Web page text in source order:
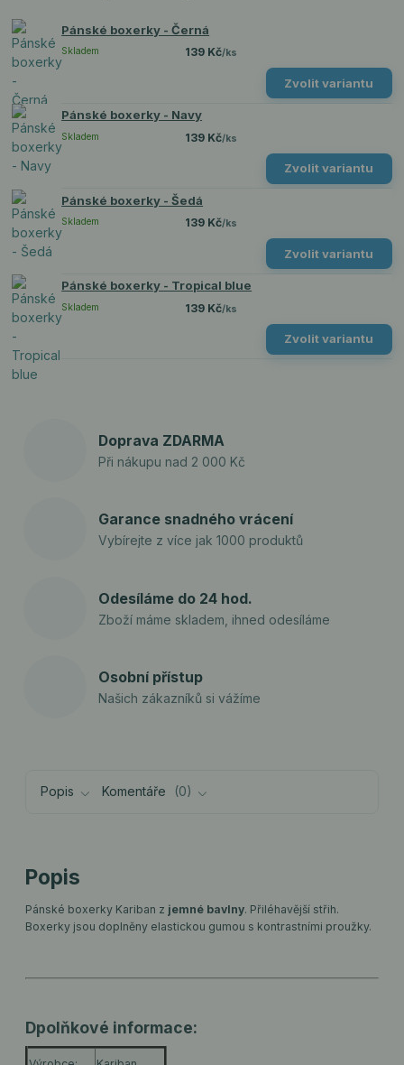
Pánské boxerky - Černá
139 Kč/ks
Skladem
Zvolit variantu
Pánské boxerky - Navy
139 Kč/ks
Skladem
Zvolit variantu
Pánské boxerky - Šedá
139 Kč/ks
Skladem
Zvolit variantu
Pánské boxerky - Tropical blue
139 Kč/ks
Skladem
Zvolit variantu
Doprava ZDARMA
Při nákupu nad 2 000 Kč
Garance snadného vrácení
Vybírejte z více jak 1000 produktů
Odesíláme do 24 hod.
Zboží máme skladem, ihned odesíláme
Osobní přístup
Našich zákazníků si vážíme
Popis Komentáře 0
Popis
Pánské boxerky Kariban z jemné bavlny. Přiléhavější střih.
Boxerky jsou doplněny elastickou gumou s kontrastními proužky.
Dpolňkové informace: